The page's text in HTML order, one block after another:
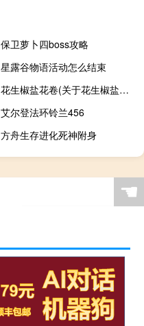
保卫萝卜四boss攻略
星露谷物语活动怎么结束
花生椒盐花卷(关于花生椒盐花卷简述)
艾尔登法环铃兰456
方舟生存进化死神附身
☚